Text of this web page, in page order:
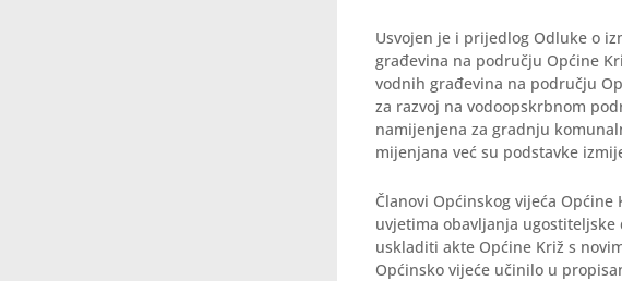
Usvojen je i prijedlog Odluke o
građevina na području Općine
vodnih građevina na području
za razvoj na vodoopskrbnom
namijenjena za gradnju
mijenjana već su podstavke
Članovi Općinskog vijeća
uvjetima obavljanja
uskladiti akte Općine Križ s
Općinsko vijeće učinilo u